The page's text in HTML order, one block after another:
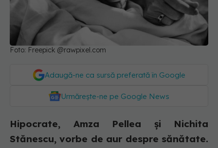
Foto: Freepick @rawpixel.com
Adaugă-ne ca sursă preferată în Google
Urmărește-ne pe Google News
Hipocrate, Amza Pellea și Nichita
Stănescu, vorbe de aur despre sănătate.